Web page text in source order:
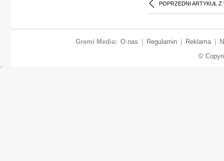
POPRZEDNI ARTYKUŁ Z
Gremi Media: O nas Regulamin Reklama
©